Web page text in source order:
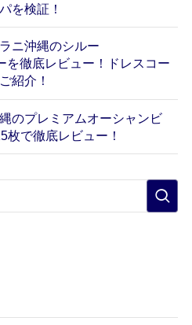
を検証！
ニ沖縄のシルー
を徹底レビュー！ドレスコー
紹介！
のプレミアムオーシャンビ
枚で徹底レビュー！